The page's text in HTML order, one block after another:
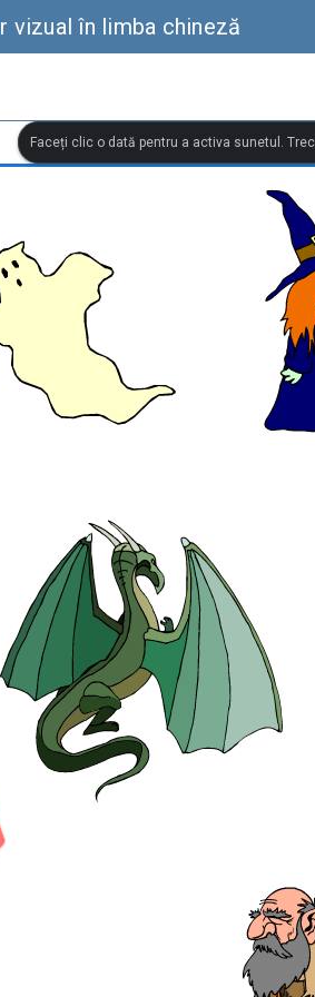
vizual în limba chineză
Faceți clic o dată pentru a activa sunetul.